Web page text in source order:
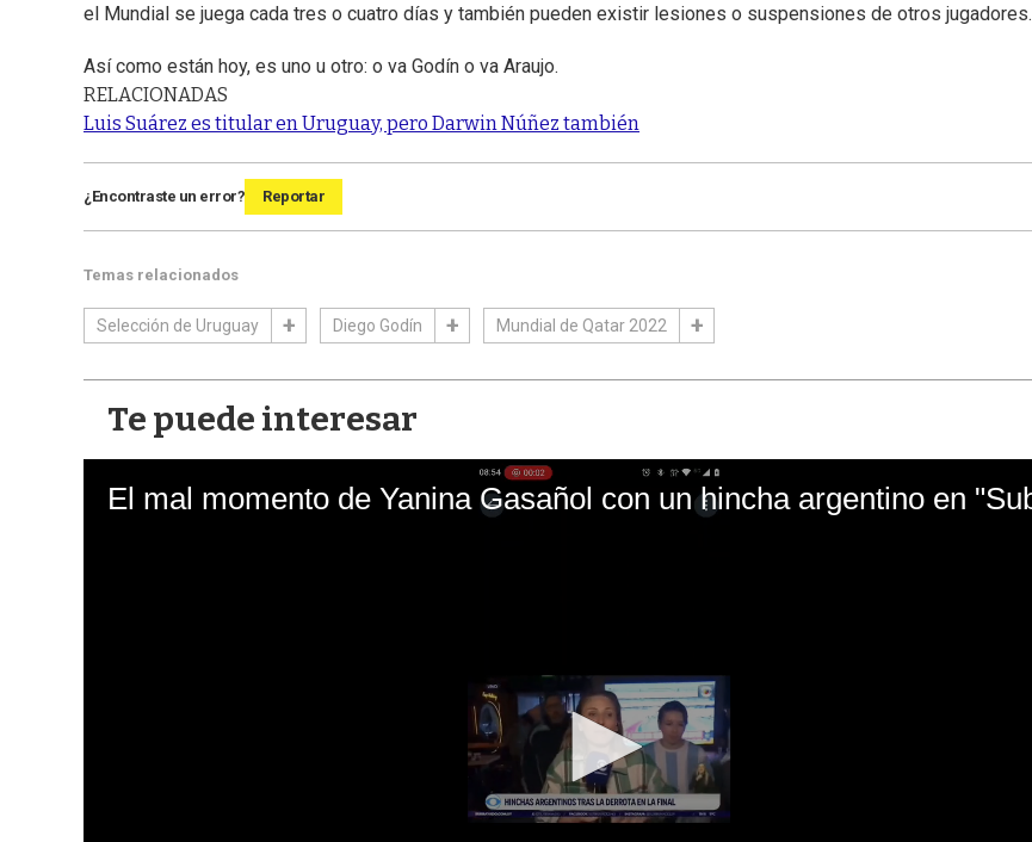
el Mundial se juega cada tres o cuatro días y también pueden existir lesiones o suspensiones de otros jugadores.
Así como están hoy, es uno u otro: o va Godín o va Araujo.
RELACIONADAS
Luis Suárez es titular en Uruguay, pero Darwin Núñez también
¿Encontraste un error? Reportar
Temas relacionados
Selección de Uruguay Diego Godín Mundial de Qatar 2022
Te puede interesar